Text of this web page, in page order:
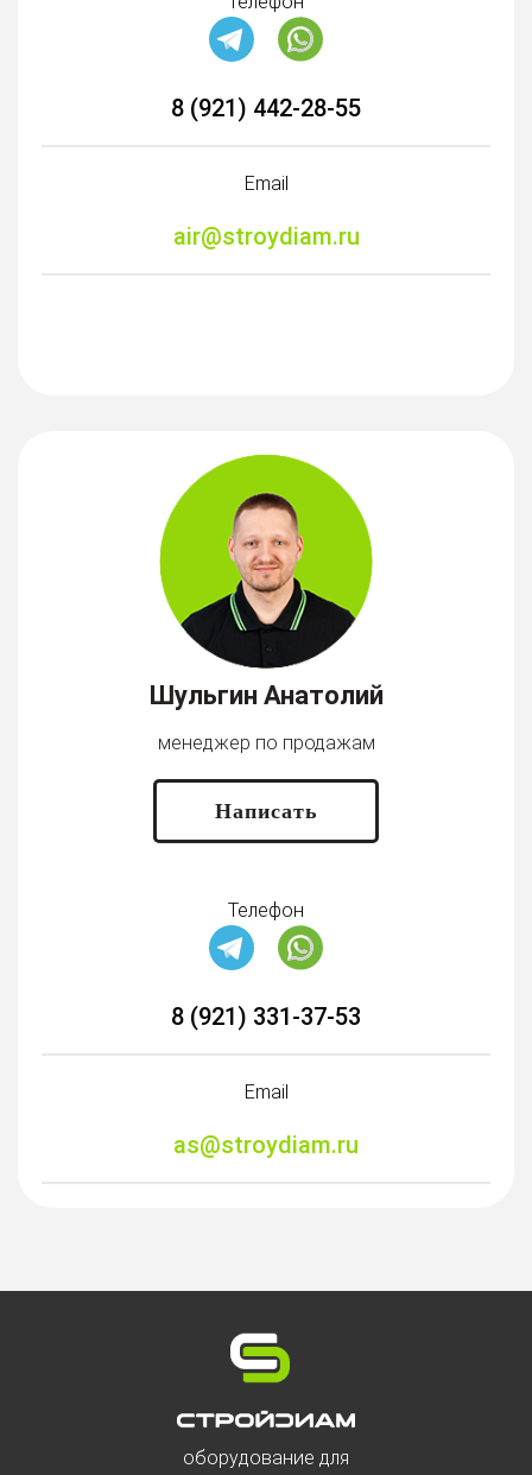
8 (921) 442-28-55
Email
air@stroydiam.ru
Шульгин Анатолий
менеджер по продажам
Написать
Телефон
8 (921) 331-37-53
Email
as@stroydiam.ru
оборудование для